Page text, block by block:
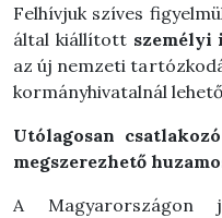
Felhívjuk szíves
által kiállított személyi
az új nemzeti
kormányhivatalnál
Utólagosan
megszerezhető
A Magyarországon